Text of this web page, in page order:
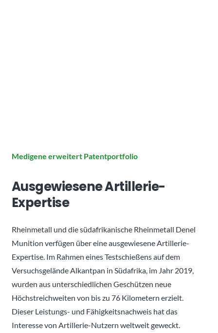
Medigene erweitert Patentportfolio
Ausgewiesene Artillerie-
Expertise
Rheinmetall und die südafrikanische Rheinmetall Denel
Munition verfügen über eine ausgewiesene Artillerie-
Expertise. Im Rahmen eines Testschießens auf dem
Versuchsgelände Alkantpan in Südafrika, im Jahr 2019,
wurden aus unterschiedlichen Geschützen neue
Höchstreichweiten von bis zu 76 Kilometern erzielt.
Dieser Leistungs- und Fähigkeitsnachweis hat das
Interesse von Artillerie-Nutzern weltweit geweckt.